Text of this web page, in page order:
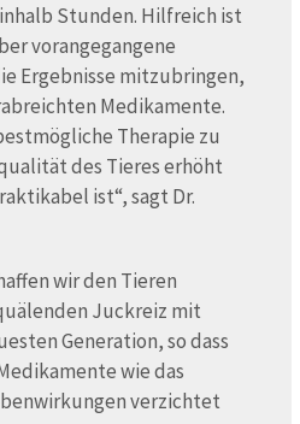
Stunden. Hilfreich ist
vorangegangene
Ergebnisse mitzubringen,
Medikamente.
Therapie zu
des Tieres erhöht
ist“, sagt Dr.
wir den Tieren
Juckreiz mit
Generation, so dass
wie das
verzichtet